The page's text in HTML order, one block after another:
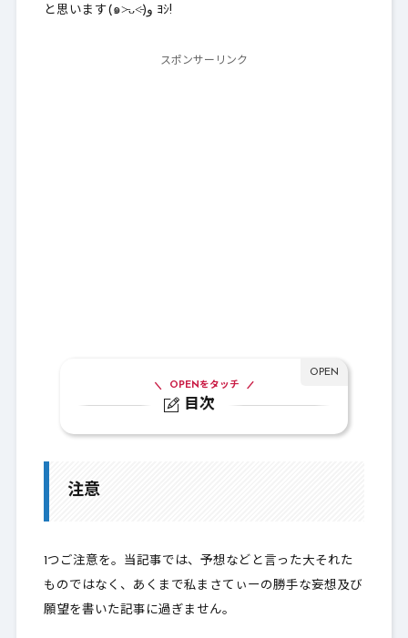
と思います(๑˃̵ᴗ˂̵)و ﾖｼ!
スポンサーリンク
目次
OPENをタッチ
5. ドラゴンベストセット
注意
1つご注意を。当記事では、予想などと言った大それた
ものではなく、あくまで私まさてぃーの勝手な妄想及び
願望を書いた記事に過ぎません。